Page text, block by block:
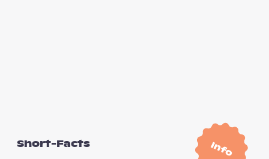
Info
Short-Facts